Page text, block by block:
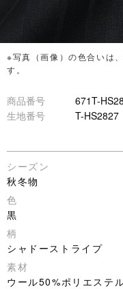
※写真（画像）の色合いは
す。
商品番号
671T-
生地番号
T-HS2827
シーズン
秋冬物
色
黒
柄
シャドーストライプ
素材
ウール50%ポリエステ